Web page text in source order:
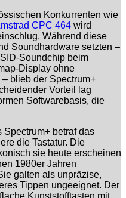
Konkurrenten wie
CPC 464 wird
Während diese
Soundhardware setzten –
Soundchip beim
Display ohne
blieb der Spectrum+
Vorteil lag
Softwarebasis, die
Spectrum+ betraf das
die Tastatur. Die
sie heute erscheinen
1980er Jahren
galten als unpräzise,
Tippen ungeeignet. Der
Kunststofftasten mit